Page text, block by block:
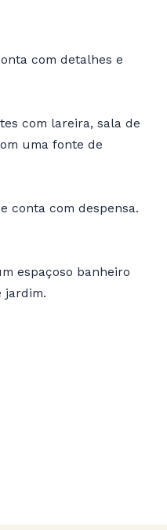
com detalhes e
com lareira, sala de
uma fonte de
conta com despensa.
espaçoso banheiro
jardim.